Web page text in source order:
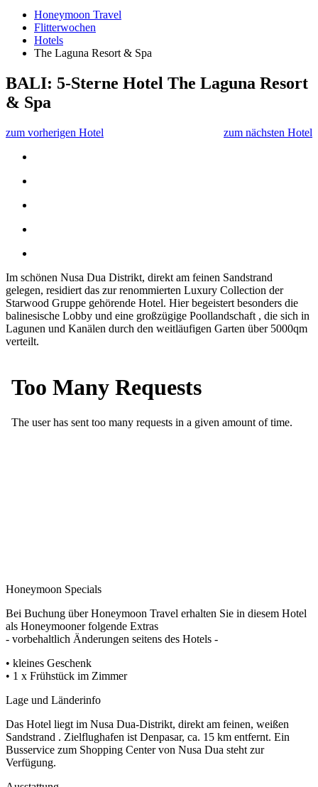
Honeymoon Travel
Flitterwochen
Hotels
The Laguna Resort & Spa
BALI: 5-Sterne Hotel The Laguna Resort
& Spa
zum vorherigen Hotel zum nächsten Hotel
Im schönen Nusa Dua Distrikt, direkt am feinen Sandstrand
gelegen, residiert das zur renommierten Luxury Collection der
Starwood Gruppe gehörende Hotel. Hier begeistert besonders die
balinesische Lobby und eine großzügige Poollandschaft , die sich in
Lagunen und Kanälen durch den weitläufigen Garten über 5000qm
verteilt.
Honeymoon Specials
Bei Buchung über Honeymoon Travel erhalten Sie in diesem Hotel
als Honeymooner folgende Extras
- vorbehaltlich Änderungen seitens des Hotels -
• kleines Geschenk
• 1 x Frühstück im Zimmer
Lage und Länderinfo
Das Hotel liegt im Nusa Dua-Distrikt, direkt am feinen, weißen
Sandstrand . Zielflughafen ist Denpasar, ca. 15 km entfernt. Ein
Busservice zum Shopping Center von Nusa Dua steht zur
Verfügung.